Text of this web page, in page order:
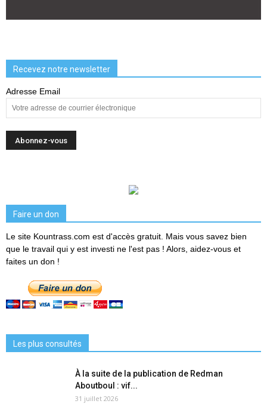
Recevez notre newsletter
Adresse Email
Faire un don
Le site Kountrass.com est d'accès gratuit. Mais vous savez bien
que le travail qui y est investi ne l'est pas ! Alors, aidez-vous et
faites un don !
Les plus consultés
À la suite de la publication de Redman
Aboutboul : vif...
31 juillet 2026